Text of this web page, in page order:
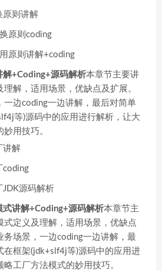
原则讲解
原则coding
原则讲解+coding
解+Coding+源码解析本章节主要讲
解，适用场景，优缺点及扩展。
一边coding一边讲解，最后对简单
等)源码中的应用进行解析，让大
用技巧。
讲解
coding
源码解析
式讲解+Coding+源码解析本章节主
式定义及理解，适用场景，优缺点
务场景，一边coding一边讲解，最
在框架(jdk+slf4j等)源码中的应用进
工厂方法模式的妙用技巧。